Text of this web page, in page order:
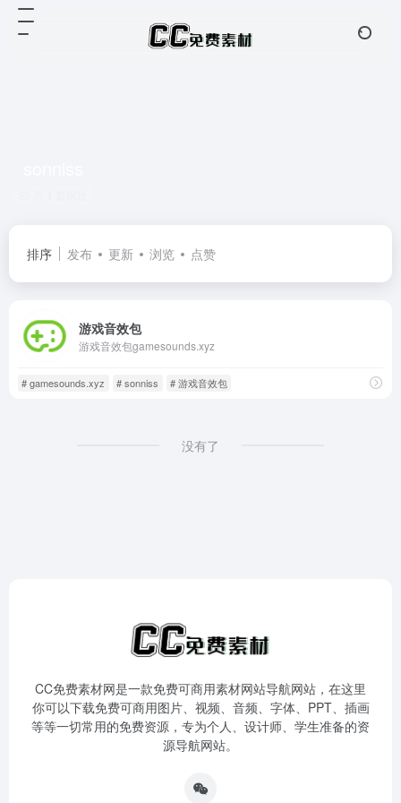
排序 发布 更新 浏览 点赞
游戏音效包
游戏音效包gamesounds.xyz
# gamesounds.xyz # sonniss # 游戏音效包
没有了
CC免费素材网是一款免费可商用素材网站导航网站，在这里
你可以下载免费可商用图片、视频、音频、字体、PPT、插画
等等一切常用的免费资源，专为个人、设计师、学生准备的资
源导航网站。